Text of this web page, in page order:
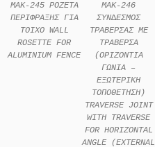
MAK-245 ΡΟΖΕΤΑ
ΠΕΡΙΦΡΑΞΗΣ ΓΙΑ
ΤΟΙΧΟ WALL
ROSETTE FOR
ALUMINIUM FENCE
MAK-246
ΣΥΝ∆ΕΣΜΟΣ
ΤΡΑΒΕΡΣΑΣ ΜΕ
ΤΡΑΒΕΡΣΑ
(ΟΡΙΖΟΝΤΙΑ
ΓΩΝΙΑ –
ΕΞΩΤΕΡΙΚΗ
ΤΟΠΟΘΕΤΗΣΗ)
TRAVERSE JOINT
WITH TRAVERSE
FOR HORIZONTAL
ANGLE (EXTERNAL